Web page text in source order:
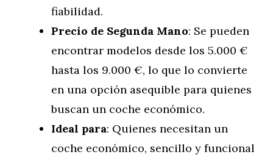
fiabilidad.
Precio de Segunda Mano: Se pueden
encontrar modelos desde los 5.000 €
hasta los 9.000 €, lo que lo convierte
en una opción asequible para quienes
buscan un coche económico.
Ideal para: Quienes necesitan un
coche económico, sencillo y funcional